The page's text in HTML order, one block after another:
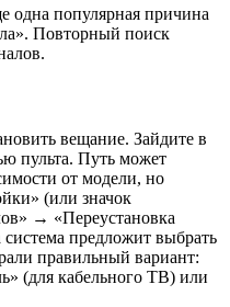
одна популярная причина
Повторный поиск
вещание. Зайдите в
пульта. Путь может
от модели, но
(или значок
→ «Переустановка
предложит выбрать
правильный вариант:
(для кабельного ТВ) или